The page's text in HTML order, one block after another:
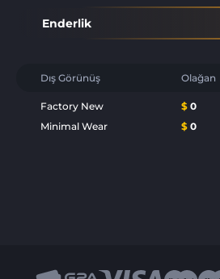
Enderlik
Dış Görünüş Olağan
Factory New $ 0
Minimal Wear
$ 0